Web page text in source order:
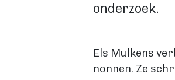
onderzoek.
Els Mulkens
nonnen. Ze